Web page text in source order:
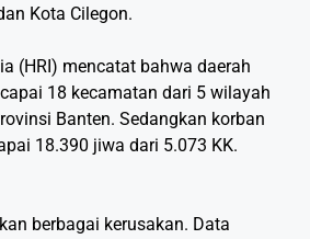
Kota Cilegon.
(HRI) mencatat bahwa daerah
18 kecamatan dari 5 wilayah
Banten. Sedangkan korban
18.390 jiwa dari 5.073 KK.
berbagai kerusakan. Data